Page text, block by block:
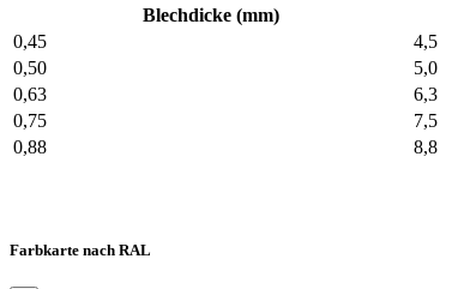
Blechdicke (mm)
0,45
4,5
0,50
5,0
0,63
6,3
0,75
7,5
0,88
8,8
Farbkarte nach RAL